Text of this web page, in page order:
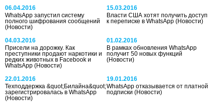
06.04.2016
WhatsApp запустил систему
полного шифрования сообщений
(Новости)
15.03.2016
Власти США хотят получить доступ
к переписке в WhatsApp(Новости)
04.03.2016
Присели на дорожку. Как
преступники продают наркотики и
редких животных в Facebook и
WhatsApp (Новости)
01.02.2016
В рамках обновления WhatsApp
получит 50 новых функций
(Новости)
22.01.2016
Техподдержка &quot;Билайна&quot;
зарегистрировалась в WhatsApp
(Новости)
19.01.2016
WhatsApp отказывается от платной
подписки(Новости)